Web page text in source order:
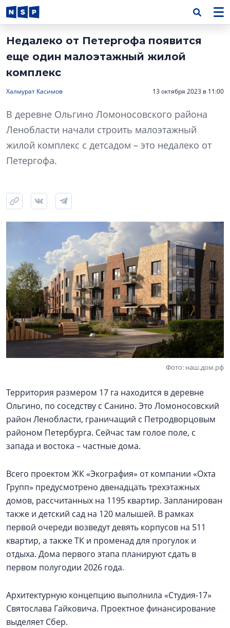
Недалеко от Петергофа появится
еще один малоэтажный жилой
комплекс
Халмурат Касимов 13 октября 2023 в 11:00
В деревне Ольгино Ломоносовского района
Ленобласти начали строить малоэтажный
жилой комплекс с детсадом – это недалеко от
Петергофа.
Фото: наш.дом.рф
Территория размером 17 га находится в деревне
Ольгино, по соседству с Санино. Это Ломоносовский
район Ленобласти, граничащий с Петродворцовым
районом Петербурга. Сейчас там голое поле, с
запада и востока – частные дома.
Всего проектом ЖК «Экография» от компании «Охта
Групп» предусмотрено двенадцать трехэтажных
домов, рассчитанных на 1195 квартир. Запланирован
также и детский сад на 120 малышей. В рамках
первой очереди возведут девять корпусов на 511
квартир, а также ТК и променад для прогулок и
отдыха. Дома первого этапа планируют сдать в
первом полугодии 2026 года.
Архитектурную концепцию выполнила «Студия-17»
Святослава Гайковича. Проектное финансирование
выделяет Сбер.